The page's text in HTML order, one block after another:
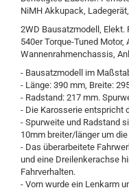
NiMH Akkupack, Ladegerät,
2WD Bausatzmodell, Elekt.
540er Torque-Tuned Motor,
Wannenrahmenchassis,
- Bausatzmodell im
- Länge: 390 mm, Breite:
- Radstand: 217 mm.
- Die Karosserie entspricht
- Spurweite und Radstand
10mm breiter/länger um
- Das überarbeitete
und eine Dreilenkerachse
Fahrverhalten.
- Vorn wurde ein Lenkarm